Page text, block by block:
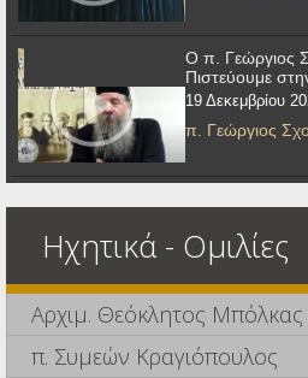
Ο π. Γεώργιος
Πιστεύουμε
19 Δεκεμβρίου
π. Γεώργιος
Ηχητικά - Ομιλίες
Αρχιμ. Θεόκλητος Μπόλκας
π. Συμεών Κραγιόπουλος